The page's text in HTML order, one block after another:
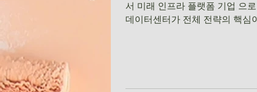
서 미래 인프라 플랫폼 기업 으로
데이터센터가 전체 전략의 핵심
터 주권 확보 가 중요한 전략이다